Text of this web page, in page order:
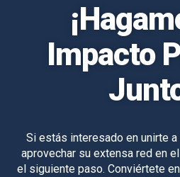
Impacto
Si estás interesado en unirte
aprovechar su extensa red en
el siguiente paso. Conviértete